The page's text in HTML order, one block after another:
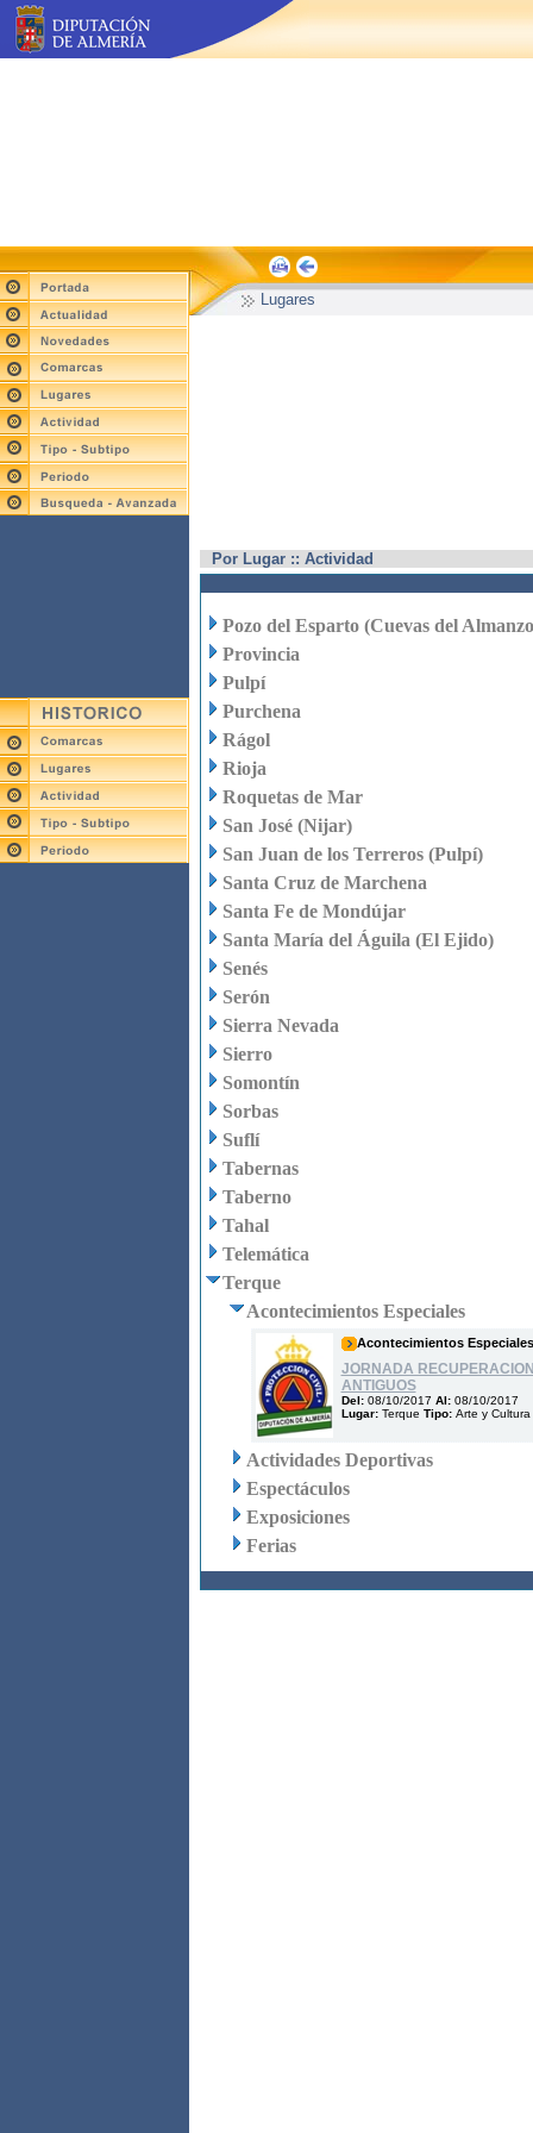
Lugares
Por Lugar :: Actividad
Pozo del Esparto (Cuevas del
Provincia
Pulpí
Purchena
Rágol
Rioja
Roquetas de Mar
San José (Nijar)
San Juan de los Terreros (Pulpí)
Santa Cruz de Marchena
Santa Fe de Mondújar
Santa María del Águila (El Ejido)
Senés
Serón
Sierra Nevada
Sierro
Somontín
Sorbas
Suflí
Tabernas
Taberno
Tahal
Telemática
Terque
Acontecimientos Especiales
Acontecimientos Especiales
JORNADA
ANTIGUOS
Del: 08/10/2017 Al: 08/10/2017
Lugar: Terque Tipo: Arte y Cultura
Actividades Deportivas
Espectáculos
Exposiciones
Ferias